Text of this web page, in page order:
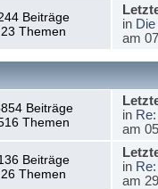
Beiträge
23 Themen
in
am
Beiträge
Themen
in
am
Beiträge
26 Themen
in
am